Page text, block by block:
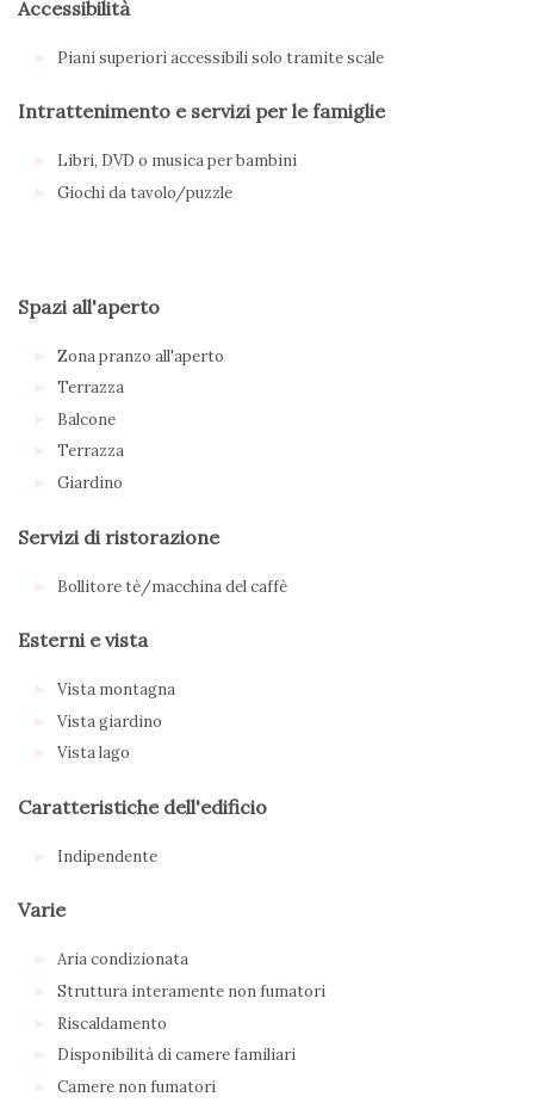
Accessibilità
Piani superiori accessibili solo tramite scale
Intrattenimento e servizi per le famiglie
Libri, DVD o musica per bambini
Giochi da tavolo/puzzle
Spazi all'aperto
Zona pranzo all'aperto
Terrazza
Balcone
Terrazza
Giardino
Servizi di ristorazione
Bollitore tè/macchina del caffè
Esterni e vista
Vista montagna
Vista giardino
Vista lago
Caratteristiche dell'edificio
Indipendente
Varie
Aria condizionata
Struttura interamente non fumatori
Riscaldamento
Disponibilità di camere familiari
Camere non fumatori